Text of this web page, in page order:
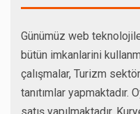
Günümüz web
bütün imkanlarini
çalışmalar, Turizm
tanıtımlar yapmaktadır.